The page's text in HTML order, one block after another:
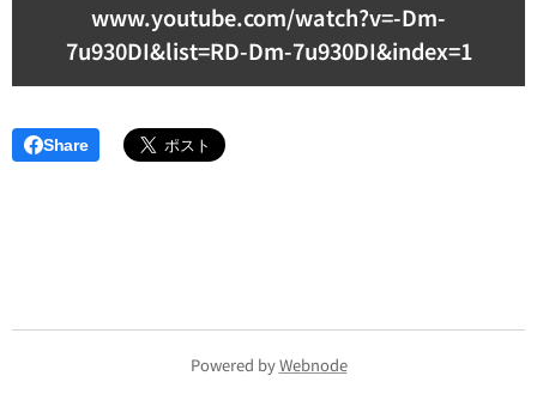
www.youtube.com/watch?v=-Dm-
7u930DI&list=RD-Dm-7u930DI&index=1
Share
Powered byWebnode